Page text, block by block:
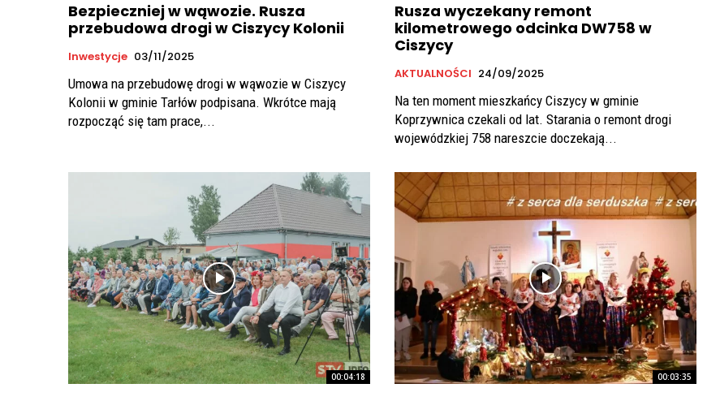
Bezpieczniej w wąwozie. Rusza
przebudowa drogi w Ciszycy Kolonii
Inwestycje 03/11/2025
Umowa na przebudowę drogi w wąwozie w Ciszycy
Kolonii w gminie Tarłów podpisana. Wkrótce mają
rozpocząć się tam prace,...
Rusza wyczekany remont
kilometrowego odcinka DW758 w
Ciszycy
AKTUALNOŚCI 24/09/2025
Na ten moment mieszkańcy Ciszycy w gminie
Koprzywnica czekali od lat. Starania o remont drogi
wojewódzkiej 758 nareszcie doczekają...
00:04:18 00:03:35